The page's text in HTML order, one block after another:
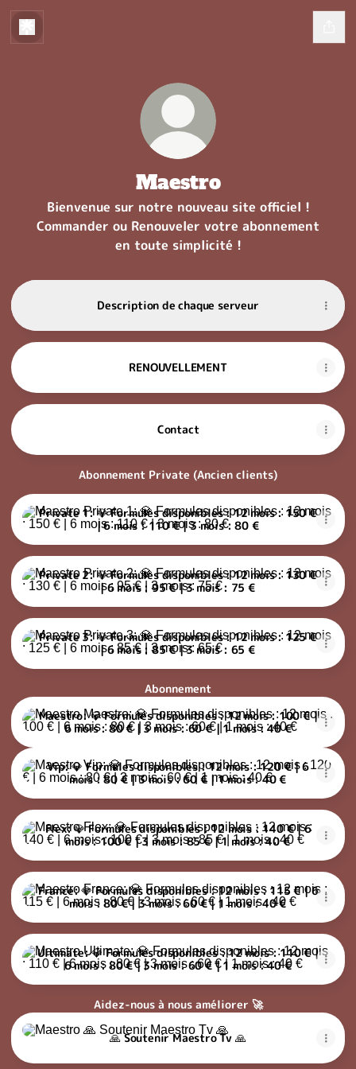
Maestro
Bienvenue sur notre nouveau site officiel !
Commander ou Renouveler votre abonnement
en toute simplicité !
Description de chaque serveur
RENOUVELLEMENT
Contact
Abonnement Private (Ancien clients)
Private 1: 💎 Formules disponibles : 12 mois : 150 € | 6 mois :
Private 1: 💎 Formules disponibles : 12 mois : 150 €
| 6 mois : 110 € | 3 mois : 80 €
Private 2: 💎 Formules disponibles : 12 mois : 130 € | 6 mois :
Private 2: 💎 Formules disponibles : 12 mois : 130 €
| 6 mois : 95 € | 3 mois : 75 €
Private 3: 💎 Formules disponibles : 12 mois : 125 € | 6 mois :
Private 3: 💎 Formules disponibles : 12 mois : 125 €
| 6 mois : 85 € | 3 mois : 65 €
Abonnement
Maestro: 💎 Formules disponibles : 12 mois : 100 € | 6 mois :
Maestro: 💎 Formules disponibles : 12 mois : 100 € |
6 mois : 80 € | 3 mois : 60 € | 1 mois : 40 €
Vip: 💎 Formules disponibles : 12 mois : 120 € | 6 mois : 80 € |
Vip: 💎 Formules disponibles : 12 mois : 120 € | 6
mois : 80 € | 3 mois : 60 € | 1 mois : 40 €
Flex: 💎 Formules disponibles : 12 mois : 140 € | 6 mois : 100
Flex: 💎 Formules disponibles : 12 mois : 140 € | 6
mois : 100 € | 3 mois : 85 € | 1 mois : 40 €
France: 💎 Formules disponibles : 12 mois : 115 € | 6 mois : 80
France: 💎 Formules disponibles : 12 mois : 115 € | 6
mois : 80 € | 3 mois : 60 € | 1 mois : 40 €
Ultimate: 💎 Formules disponibles : 12 mois : 110 € | 6 mois :
Ultimate: 💎 Formules disponibles : 12 mois : 110 € |
6 mois : 80 € | 3 mois : 60 € | 1 mois : 40 €
Aidez-nous à nous améliorer 🚀
🙏 Soutenir Maestro Tv 🙏
🙏 Soutenir Maestro Tv 🙏